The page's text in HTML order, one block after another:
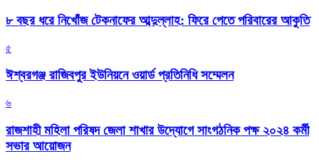
৮ বছর ধরে নিখোঁজ টেকনাফের আব্দুল্লাহ: ফিরে পেতে পরিবারের আকুতি
৫
ঈশ্বরগঞ্জ রাজিবপুর ইউনিয়নে ওয়ার্ড প্রতিনিধি সম্মেলন
৬
রাজশাহী মহিলা পরিষদ জেলা শাখার উদ্যোগে সাংগঠনিক পক্ষ ২০২৪ কর্মী
সভার আয়োজন